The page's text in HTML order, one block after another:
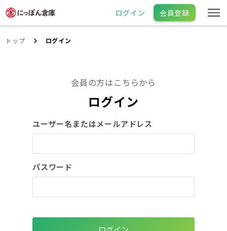
ログイン 会員登録
トップ ログイン
会員の方はこちらから
ログイン
ユーザー名またはメールアドレス
パスワード